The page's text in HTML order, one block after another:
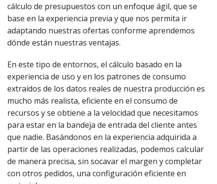
cálculo de presupuestos con un enfoque ágil, que se
base en la experiencia previa y que nos permita ir
adaptando nuestras ofertas conforme aprendemos
dónde están nuestras ventajas.
En este tipo de entornos, el cálculo basado en la
experiencia de uso y en los patrones de consumo
extraídos de los datos reales de nuestra producción es
mucho más realista, eficiente en el consumo de
recursos y se obtiene a la velocidad que necesitamos
para estar en la bandeja de entrada del cliente antes
que nadie. Basándonos en la experiencia adquirida a
partir de las operaciones realizadas, podemos calcular
de manera precisa, sin socavar el margen y completar
con otros pedidos, una configuración eficiente en